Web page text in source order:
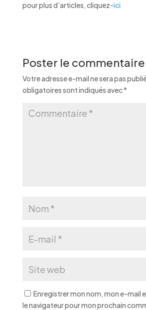
pour plus d’articles, cliquez-ici
Poster le commentaire
Votre adresse e-mail ne sera pas
obligatoires sont indiqués avec*
Enregistrer mon nom, mon e-mail
le navigateur pour mon prochain